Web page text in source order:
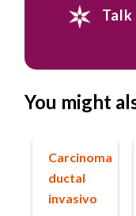
You might
Carcinoma
ductal
invasivo